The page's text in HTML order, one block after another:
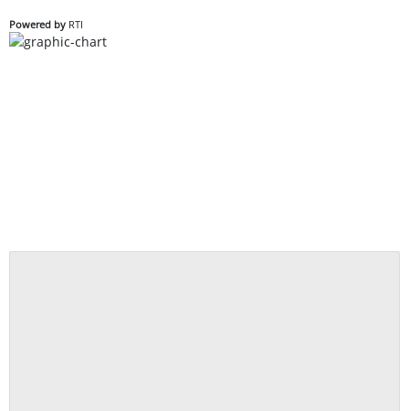
Powered by RTI